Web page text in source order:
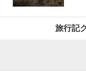
旅行記